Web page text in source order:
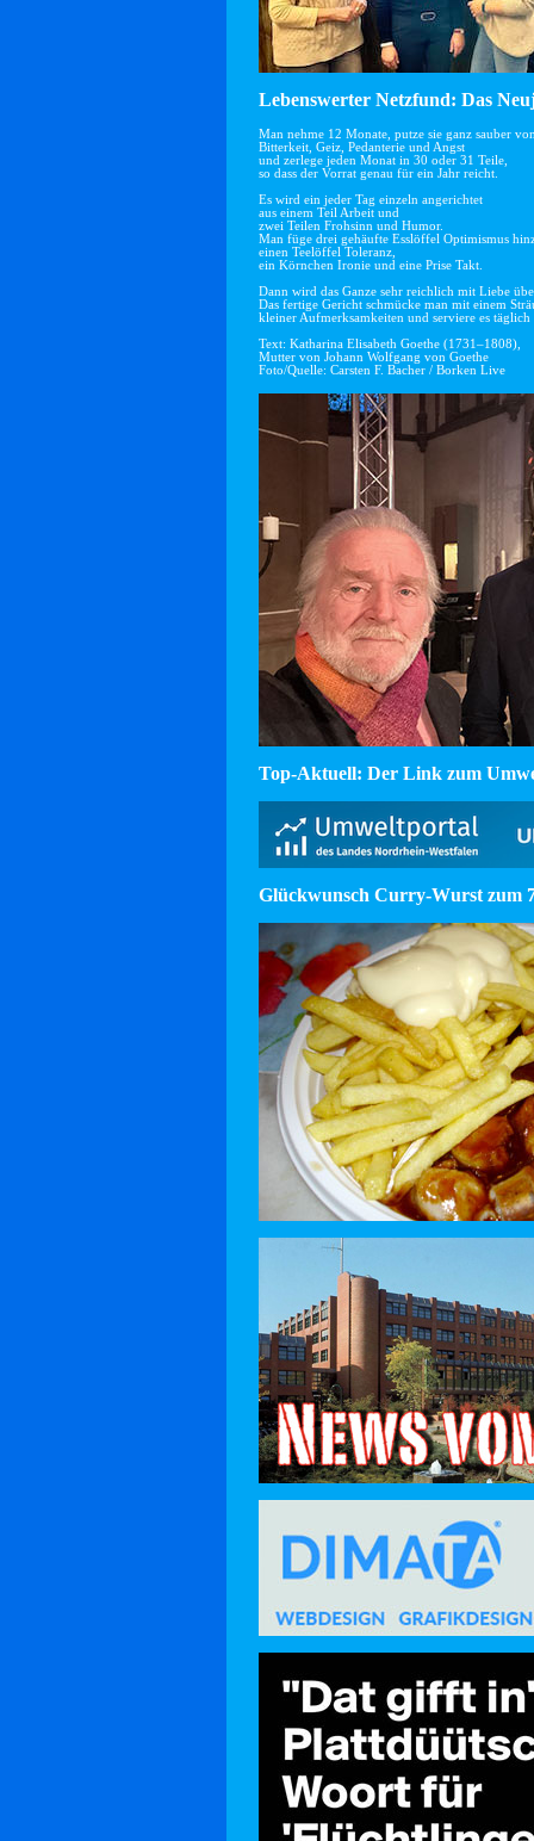
Lebenswerter Netzfund: Das
Man nehme 12 Monate, putze sie ganz sauber
Bitterkeit, Geiz, Pedanterie und Angst
und zerlege jeden Monat in 30 oder 31 Teile,
so dass der Vorrat genau für ein Jahr reicht.
Es wird ein jeder Tag einzeln angerichtet
aus einem Teil Arbeit und
zwei Teilen Frohsinn und Humor.
Man füge drei gehäufte Esslöffel Optimismus
einen Teelöffel Toleranz,
ein Körnchen Ironie und eine Prise Takt.
Dann wird das Ganze sehr reichlich mit Liebe
Das fertige Gericht schmücke man mit einem
kleiner Aufmerksamkeiten und serviere es
Text: Katharina Elisabeth Goethe (1731–1808),
Mutter von Johann Wolfgang von Goethe
Foto/Quelle: Carsten F. Bacher / Borken Live
Top-Aktuell: Der Link zum
Glückwunsch Curry-Wurst zum